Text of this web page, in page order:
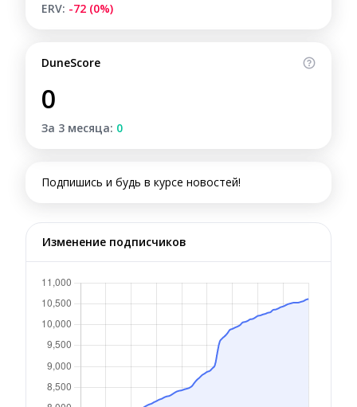
ERV: -72 (0%)
DuneScore
0
За 3 месяца: 0
Подпишись и будь в курсе новостей!
Изменение подписчиков